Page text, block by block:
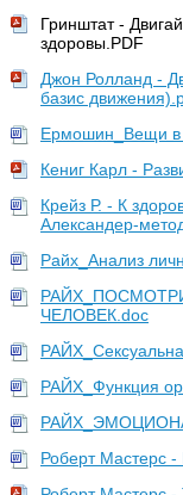
Гринштат -
здоровы.PDF
Джон Ролланд -
базис
Ермошин_Вещи в
Кениг Карл -
Крейз Р. - К
Александер-
Райх_Анализ
ЧЕЛОВЕК.doc
РАЙХ_Функция
Роберт Мастерс